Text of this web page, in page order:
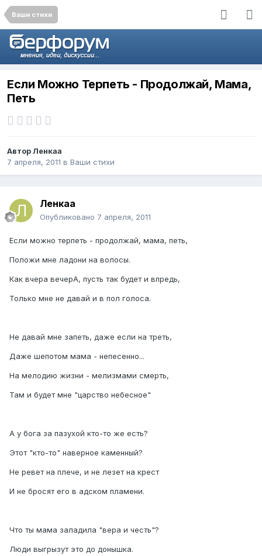
Ваши стихи
Если Можно Терпеть - Продолжай, Мама,
Петь
АвторЛенкаа
7 апреля, 2011 в Ваши стихи
Ленкаа
Опубликовано 7 апреля, 2011
Если можно терпеть - продолжай, мама, петь,
Положи мне ладони на волосы.
Как вчера вечерА, пусть так будет и впредь,
Только мне не давай и в пол голоса.
Не давай мне запеть, даже если на треть,
Даже шепотом мама - непесенно...
На мелодию жизни - мелизмами смерть,
Там и будет мне "царство небесное"
А у бога за пазухой кто-то же есть?
Этот "кто-то" наверное каменный?
Не ревет на плече, и не лезет на крест
И не бросят его в адском пламени.
Что ты мама заладила "вера и честь"?
Люди выгрызут это до донышка.